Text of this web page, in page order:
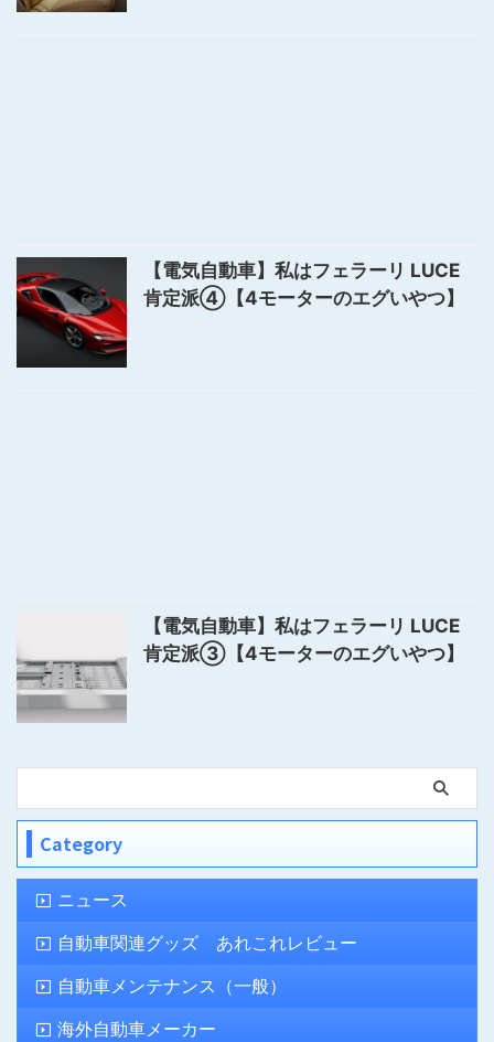
【電気自動車】私はフェラーリ LUCE
肯定派④【4モーターのエグいやつ】
【電気自動車】私はフェラーリ LUCE
肯定派③【4モーターのエグいやつ】
Category
ニュース
自動車関連グッズ あれこれレビュー
自動車メンテナンス（一般）
海外自動車メーカー